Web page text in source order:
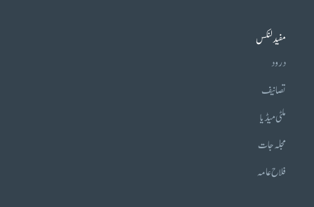
مفید لنکس
درود
تصانیف
ملٹی میڈیا
مجلہ جات
فلاح عامہ